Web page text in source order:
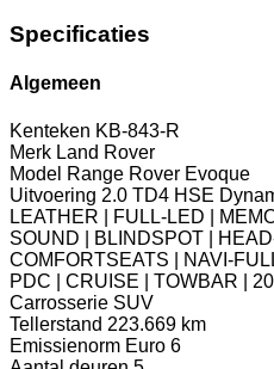
Specificaties
Algemeen
Kenteken KB-843-R
Merk Land Rover
Model Range Rover Evoque
Uitvoering 2.0 TD4 HSE
LEATHER | FULL-LED |
SOUND | BLINDSPOT |
COMFORTSEATS | NAVI-
PDC | CRUISE | TOWBAR |
Carrosserie SUV
Tellerstand 223.669 km
Emissienorm Euro 6